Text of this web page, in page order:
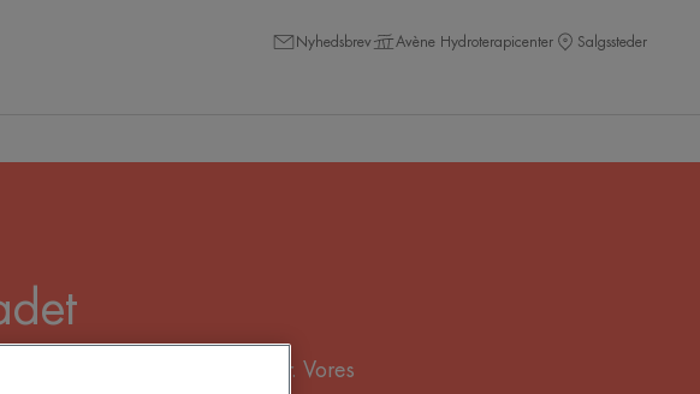
Nyhedsbrev Avène Hydroterapicenter Salgssteder
kan gøre din hud mere tør. Vores